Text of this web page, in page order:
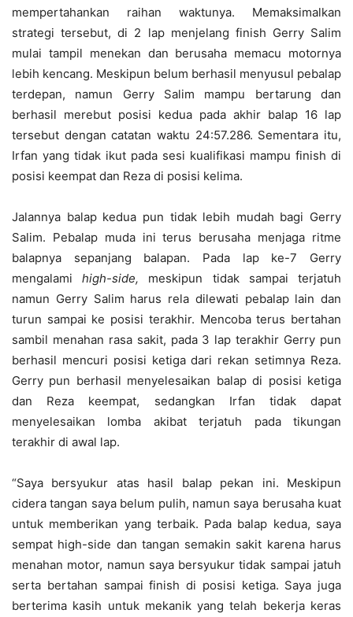
mempertahankan raihan waktunya. Memaksimalkan
strategi tersebut, di 2 lap menjelang finish Gerry Salim
mulai tampil menekan dan berusaha memacu motornya
lebih kencang. Meskipun belum berhasil menyusul pebalap
terdepan, namun Gerry Salim mampu bertarung dan
berhasil merebut posisi kedua pada akhir balap 16 lap
tersebut dengan catatan waktu 24:57.286. Sementara itu,
Irfan yang tidak ikut pada sesi kualifikasi mampu finish di
posisi keempat dan Reza di posisi kelima.
Jalannya balap kedua pun tidak lebih mudah bagi Gerry
Salim. Pebalap muda ini terus berusaha menjaga ritme
balapnya sepanjang balapan. Pada lap ke-7 Gerry
mengalamihigh-side, meskipun tidak sampai terjatuh
namun Gerry Salim harus rela dilewati pebalap lain dan
turun sampai ke posisi terakhir. Mencoba terus bertahan
sambil menahan rasa sakit, pada 3 lap terakhir Gerry pun
berhasil mencuri posisi ketiga dari rekan setimnya Reza.
Gerry pun berhasil menyelesaikan balap di posisi ketiga
dan Reza keempat, sedangkan Irfan tidak dapat
menyelesaikan lomba akibat terjatuh pada tikungan
terakhir di awal lap.
“Saya bersyukur atas hasil balap pekan ini. Meskipun
cidera tangan saya belum pulih, namun saya berusaha kuat
untuk memberikan yang terbaik. Pada balap kedua, saya
sempat high-side dan tangan semakin sakit karena harus
menahan motor, namun saya bersyukur tidak sampai jatuh
serta bertahan sampai finish di posisi ketiga. Saya juga
berterima kasih untuk mekanik yang telah bekerja keras